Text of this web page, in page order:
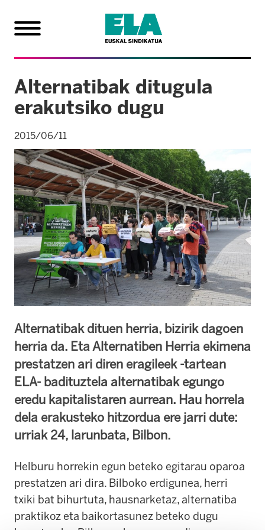
Alternatibak ditugula
erakutsiko dugu
2015/06/11
Alternatibak dituen herria, bizirik dagoen
herria da. Eta Alternatiben Herria ekimena
prestatzen ari diren eragileek -tartean
ELA- badituztela alternatibak egungo
eredu kapitalistaren aurrean. Hau horrela
dela erakusteko hitzordua ere jarri dute:
urriak 24, larunbata, Bilbon.
Helburu horrekin egun beteko egitarau oparoa
prestatzen ari dira. Bilboko erdigunea, herri
txiki bat bihurtuta, hausnarketaz, alternatiba
praktikoz eta baikortasunez beteko dugu